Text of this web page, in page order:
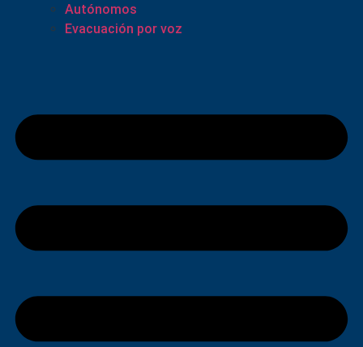
Autónomos
Evacuación por voz